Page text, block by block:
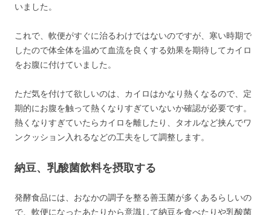
いました。
これで、軟便がすぐに治るわけではないのですが、寒い時期で
したので体全体を温めて血流を良くする効果を期待してカイロ
をお腹に付けていました。
ただ気を付けて欲しいのは、カイロはかなり熱くなるので、定
期的にお腹を触って熱くなりすぎていないか確認が必要です。
熱くなりすぎていたらカイロを離したり、タオルなど挟んでワ
ンクッション入れるなどの工夫をして調整します。
納豆、乳酸菌飲料を摂取する
発酵食品には、おなかの調子を整る善玉菌が多くあるらしいの
で、軟便になったあたりから意識して納豆を食べたりや乳酸菌